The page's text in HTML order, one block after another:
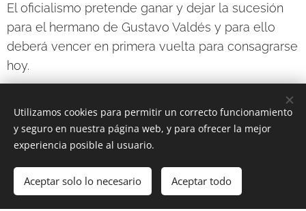
El oficialismo pretende ganar y dejar la sucesión
para el hermano de Gustavo Valdés y para ello
deberá vencer en primera vuelta para consagrarse
hoy.
Share
Utilizamos cookies para permitir un correcto funcionamiento
y seguro en nuestra página web, y para ofrecer la mejor
experiencia posible al usuario.
Aceptar solo lo necesario Aceptar todo